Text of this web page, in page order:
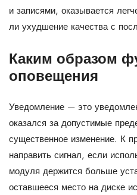
и записями, оказывается
ли ухудшение качества с
Каким образом
оповещения
Уведомление — это
оказался за допустимые
существенное изменение. К
направить сигнал, если
модуля держится больше
оставшееся место на диске